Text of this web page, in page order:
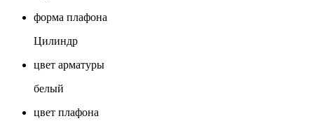
форма плафона
Цилиндр
цвет арматуры
белый
цвет плафона